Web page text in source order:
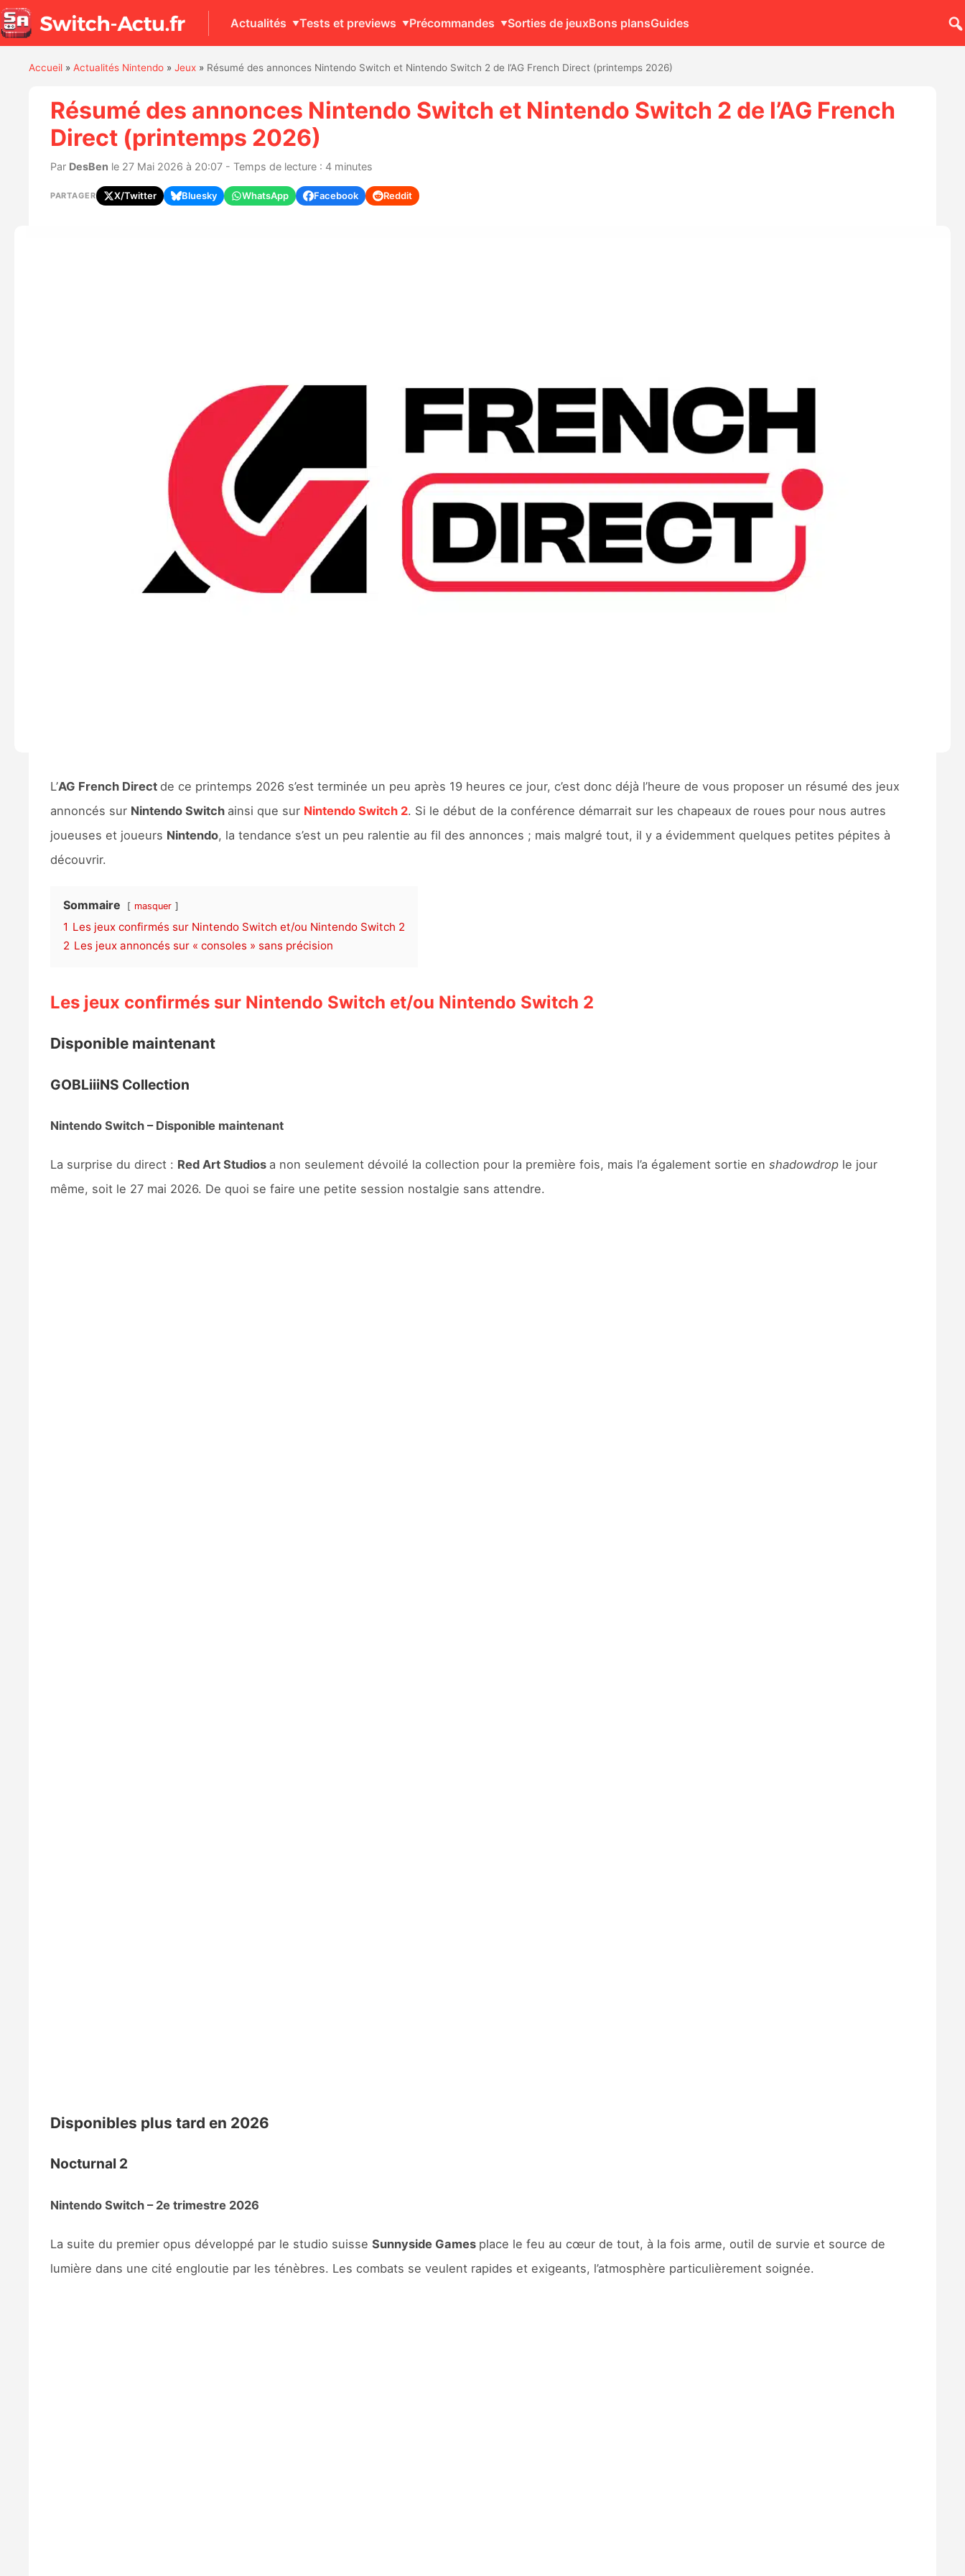
Actualités Tests et previews Précommandes Sorties de jeuxBons plansGuides
Accueil» Actualités Nintendo» Jeux» Résumé des annonces Nintendo Switch et Nintendo Switch 2 de l’AG French Direct (printemps 2026)
Résumé des annonces Nintendo Switch et Nintendo Switch 2 de l’AG French
Direct (printemps 2026)
Par DesBen le 27 Mai 2026 à 20:07 - Temps de lecture : 4 minutes
PARTAGER X/Twitter Bluesky WhatsApp Facebook Reddit
L’AG French Direct de ce printemps 2026 s’est terminée un peu après 19 heures ce jour, c’est donc déjà l’heure de vous proposer un résumé des jeux
annoncés sur Nintendo Switch ainsi que sur Nintendo Switch 2. Si le début de la conférence démarrait sur les chapeaux de roues pour nous autres
joueuses et joueurs Nintendo, la tendance s’est un peu ralentie au fil des annonces ; mais malgré tout, il y a évidemment quelques petites pépites à
découvrir.
Sommaire masquer
1 Les jeux confirmés sur Nintendo Switch et/ou Nintendo Switch 2
2 Les jeux annoncés sur « consoles » sans précision
Les jeux confirmés sur Nintendo Switch et/ou Nintendo Switch 2
Disponible maintenant
GOBLiiiNS Collection
Nintendo Switch – Disponible maintenant
La surprise du direct : Red Art Studios a non seulement dévoilé la collection pour la première fois, mais l’a également sortie en shadowdrop le jour
même, soit le 27 mai 2026. De quoi se faire une petite session nostalgie sans attendre.
Disponibles plus tard en 2026
Nocturnal 2
Nintendo Switch – 2e trimestre 2026
La suite du premier opus développé par le studio suisse Sunnyside Games place le feu au cœur de tout, à la fois arme, outil de survie et source de
lumière dans une cité engloutie par les ténèbres. Les combats se veulent rapides et exigeants, l’atmosphère particulièrement soignée.